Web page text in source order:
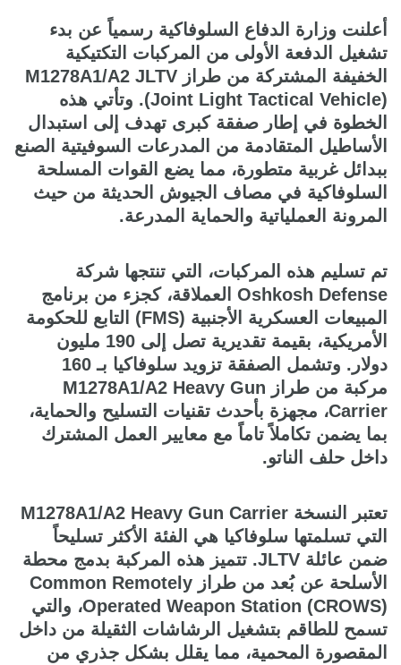
أعلنت وزارة الدفاع السلوفاكية رسمياً عن بدء
تشغيل الدفعة الأولى من المركبات التكتيكية
الخفيفة المشتركة من طراز M1278A1/A2 JLTV
(Joint Light Tactical Vehicle). وتأتي هذه
الخطوة في إطار صفقة كبرى تهدف إلى استبدال
الأساطيل المتقادمة من المدرعات السوفيتية الصنع
ببدائل غربية متطورة، مما يضع القوات المسلحة
السلوفاكية في مصاف الجيوش الحديثة من حيث
المرونة العملياتية والحماية المدرعة.
تم تسليم هذه المركبات، التي تنتجها شركة
Oshkosh Defense العملاقة، كجزء من برنامج
المبيعات العسكرية الأجنبية (FMS) التابع للحكومة
الأمريكية، بقيمة تقديرية تصل إلى 190 مليون
دولار. وتشمل الصفقة تزويد سلوفاكيا بـ 160
مركبة من طراز M1278A1/A2 Heavy Gun
Carrier، مجهزة بأحدث تقنيات التسليح والحماية،
بما يضمن تكاملاً تاماً مع معايير العمل المشترك
داخل حلف الناتو.
تعتبر النسخة M1278A1/A2 Heavy Gun Carrier
التي تسلمتها سلوفاكيا هي الفئة الأكثر تسليحاً
ضمن عائلة JLTV. تتميز هذه المركبة بدمج محطة
الأسلحة عن بُعد من طراز Common Remotely
Operated Weapon Station (CROWS)، والتي
تسمح للطاقم بتشغيل الرشاشات الثقيلة من داخل
المقصورة المحمية، مما يقلل بشكل جذري من